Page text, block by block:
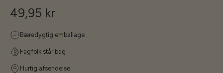
49,95 kr
Bæredygtig emballage
Fagfolk står bag
Hurtig afsendelse